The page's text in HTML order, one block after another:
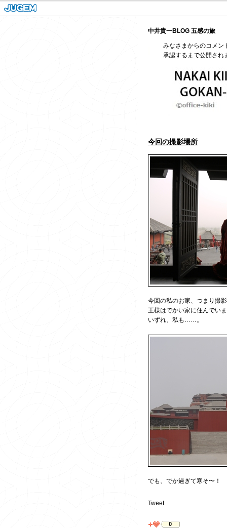
中井貴一BLOG 五感の旅
みなさまからのコメ
承認するまで公開され
今回の撮影場所
今回の私のお家、つまり撮
王様はでかい家に住んでい
いずれ、私も……。
でも、でか過ぎて寒そ〜！
Tweet
0